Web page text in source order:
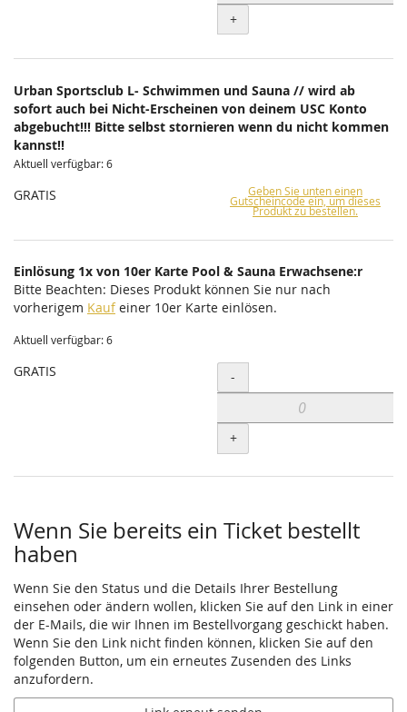
+
Urban Sportsclub L- Schwimmen und Sauna // wird ab
sofort auch bei Nicht-Erscheinen von deinem USC Konto
abgebucht!!! Bitte selbst stornieren wenn du nicht kommen
kannst!!
Aktuell verfügbar: 6
GRATIS Geben Sie unten einen
Gutscheincode ein, um dieses
Produkt zu bestellen.
Einlösung 1x von 10er Karte Pool & Sauna Erwachsene:r
Bitte Beachten: Dieses Produkt können Sie nur nach
vorherigem Kaufeiner 10er Karte einlösen.
Aktuell verfügbar: 6
GRATIS Menge
-
+
Wenn Sie bereits ein Ticket bestellt
haben
Wenn Sie den Status und die Details Ihrer Bestellung
einsehen oder ändern wollen, klicken Sie auf den Link in einer
der E-Mails, die wir Ihnen im Bestellvorgang geschickt haben.
Wenn Sie den Link nicht finden können, klicken Sie auf den
folgenden Button, um ein erneutes Zusenden des Links
anzufordern.